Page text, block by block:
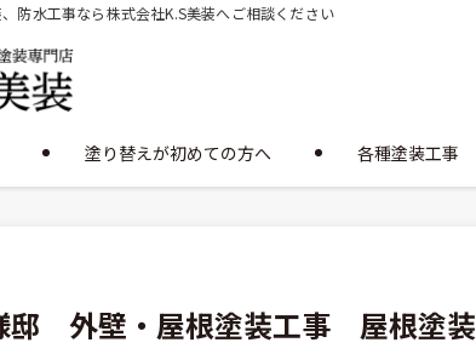
防水工事なら株式会社K.S美装へご相談ください
塗り替えが初めての方へ 各種塗装工事
外壁・屋根塗装工事 屋根塗装